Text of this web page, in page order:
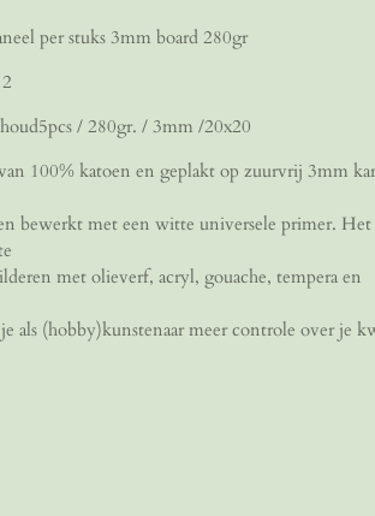
per stuks 3mm board 280gr
/ 280gr. / 3mm /20x20
100% katoen en geplakt op zuurvrij 3mm
bewerkt met een witte universele primer. Het
met olieverf, acryl, gouache, tempera en
als (hobby)kunstenaar meer controle over je